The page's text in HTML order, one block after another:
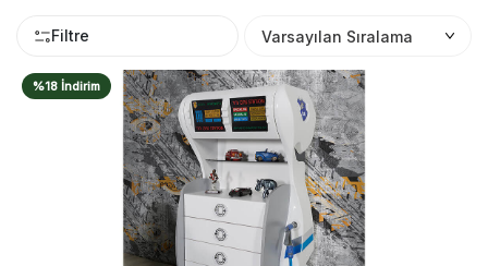
Filtre
%18 İndirim